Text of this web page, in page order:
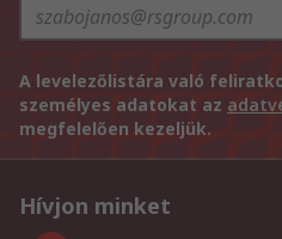
A levelezőlistára való
személyes adatokat az
megfelelően kezeljük.
Hívjon minket